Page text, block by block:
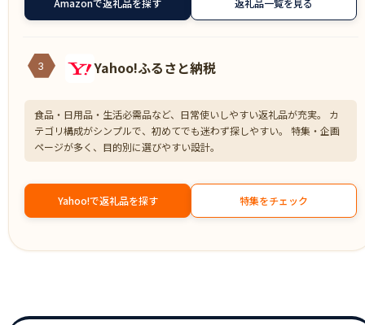
3 Yahoo!ふるさと納税
食品・日用品・生活必需品など、日常使いしやすい返礼品が充実。 カ
テゴリ構成がシンプルで、初めてでも迷わず探しやすい。 特集・企画
ページが多く、目的別に選びやすい設計。
Yahoo!で返礼品を探す 特集をチェック